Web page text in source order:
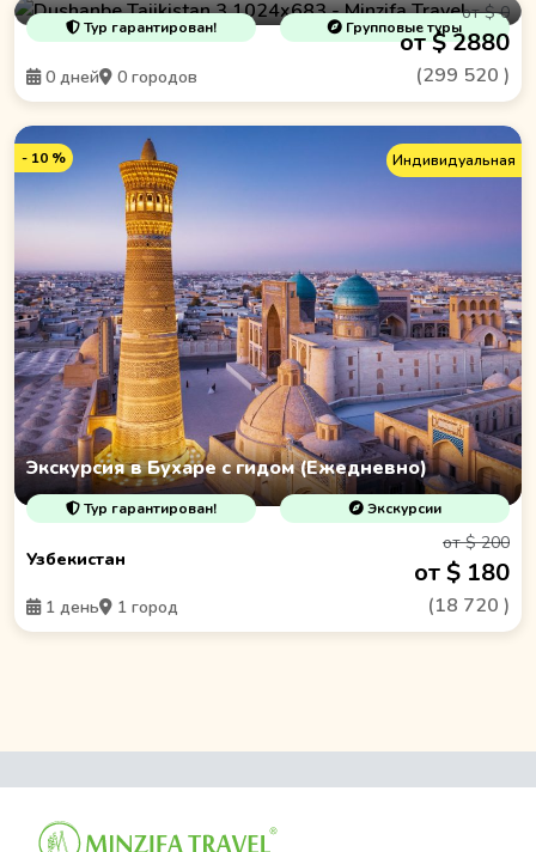
Тур гарантирован! Групповые туры
0 дней 0 городов
от $ 0
от $ 2880
(299 520 )
Индивидуальная
- 10 %
Экскурсия в Бухаре с гидом (Ежедневно)
Тур гарантирован! Экскурсии
Узбекистан
1 день 1 город
от $ 200
от $ 180
(18 720 )